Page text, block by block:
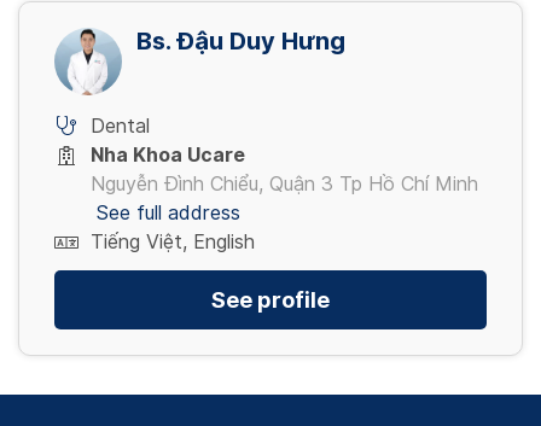
Bs. Đậu Duy Hưng
Dental
Nha Khoa Ucare
Nguyễn Đình Chiểu, Quận 3 Tp Hồ Chí Minh
See full address
Tiếng Việt, English
See profile